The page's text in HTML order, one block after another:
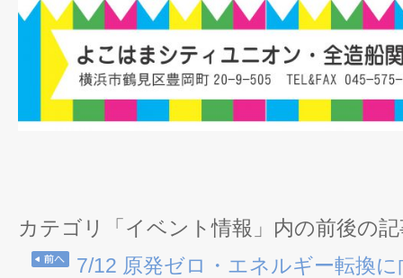
カテゴリ「イベント情報」内の前後の
7/12 原発ゼロ・エネルギー転換